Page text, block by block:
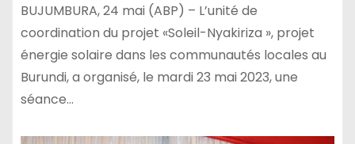
BUJUMBURA, 24 mai (ABP) – L’unité de
coordination du projet «Soleil-Nyakiriza », projet
énergie solaire dans les communautés locales au
Burundi, a organisé, le mardi 23 mai 2023, une
séance…